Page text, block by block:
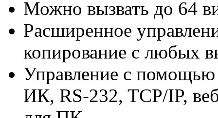
Можно вызвать до 64
Расширенное
копирование с любых
Управление с помощью
ИК, RS-232, TCP/IP,